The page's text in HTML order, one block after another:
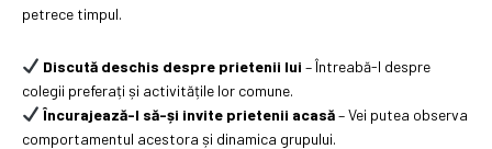
petrece timpul.
Discută deschis despre prietenii lui – Întreabă-l despre
colegii preferați și activitățile lor comune.
Încurajează-l să-și invite prietenii acasă– Vei putea observa
comportamentul acestora și dinamica grupului.